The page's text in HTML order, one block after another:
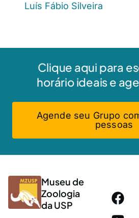
Luís Fábio Silveira
Clique aqui para
horário ideais e
Agende seu Grupo
pessoas
Museu de
Zoologia
da USP